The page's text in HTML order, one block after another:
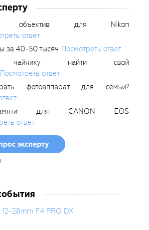
объектив для Nikon
ответ
за 40-50 тысяч Посмотреть ответ
чайнику найти свой
Посмотреть ответ
фотоаппарат для семьи?
для CANON EOS
ответ
эксперту
12-28mm F4 PRO DX